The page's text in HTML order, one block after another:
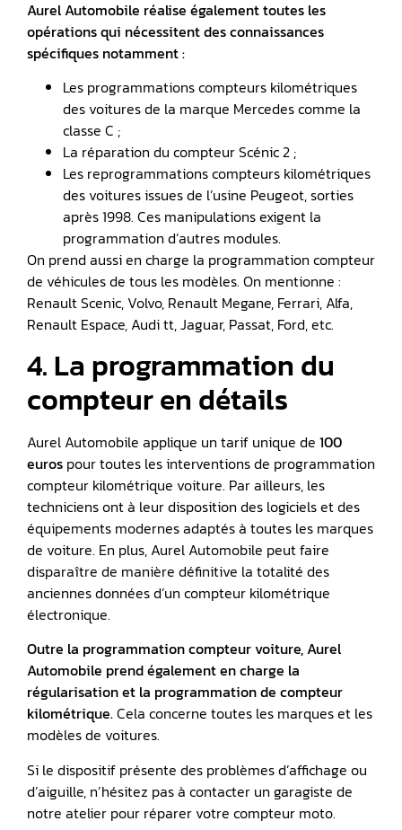
Aurel Automobile réalise également toutes les
opérations qui nécessitent des connaissances
spécifiques notamment :
Les programmations compteurs kilométriques
des voitures de la marque Mercedes comme la
classe C ;
La réparation du compteur Scénic 2 ;
Les reprogrammations compteurs kilométriques
des voitures issues de l’usine Peugeot, sorties
après 1998. Ces manipulations exigent la
programmation d’autres modules.
On prend aussi en charge la programmation compteur
de véhicules de tous les modèles. On mentionne :
Renault Scenic, Volvo, Renault Megane, Ferrari, Alfa,
Renault Espace, Audi tt, Jaguar, Passat, Ford, etc.
4. La programmation du
compteur en détails
Aurel Automobile applique un tarif unique de 100
euros pour toutes les interventions de programmation
compteur kilométrique voiture. Par ailleurs, les
techniciens ont à leur disposition des logiciels et des
équipements modernes adaptés à toutes les marques
de voiture. En plus, Aurel Automobile peut faire
disparaître de manière définitive la totalité des
anciennes données d’un compteur kilométrique
électronique.
Outre la programmation compteur voiture, Aurel
Automobile prend également en charge la
régularisation et la programmation de compteur
kilométrique.Cela concerne toutes les marques et les
modèles de voitures.
Si le dispositif présente des problèmes d’affichage ou
d’aiguille, n’hésitez pas à contacter un garagiste de
notre atelier pour réparer votre compteur moto.